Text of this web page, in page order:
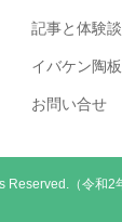
記事と体験談
イバケン陶
お問い合せ
Reserved.（令和2